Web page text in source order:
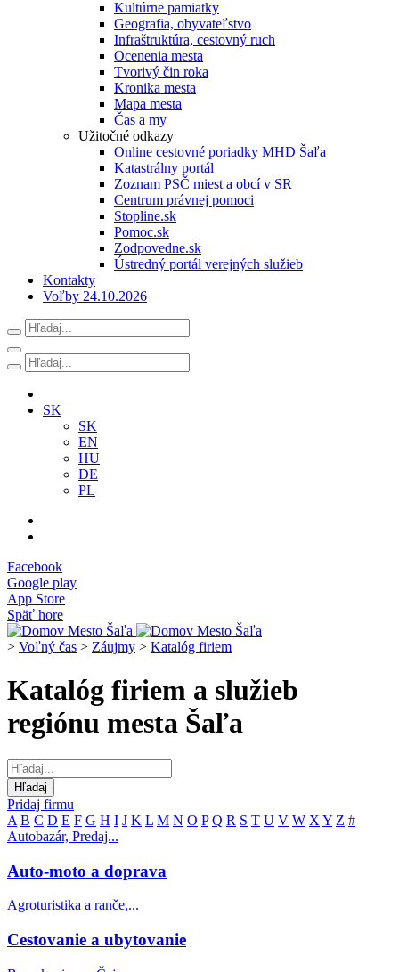
Kultúrne pamiatky
Geografia, obyvateľstvo
Infraštruktúra, cestovný ruch
Ocenenia mesta
Tvorivý čin roka
Kronika mesta
Mapa mesta
Čas a my
Užitočné odkazy
Online cestovné poriadky MHD Šaľa
Katastrálny portál
Zoznam PSČ miest a obcí v SR
Centrum právnej pomoci
Stopline.sk
Pomoc.sk
Zodpovedne.sk
Ústredný portál verejných služieb
Kontakty
Voľby 24.10.2026
SK
SK
EN
HU
DE
PL
Facebook
Google play
App Store
Späť hore
> Voľný čas > Záujmy > Katalóg firiem
Katalóg firiem a služieb
regiónu mesta Šaľa
Pridaj firmu
A B C D E F G H I J K L M N O P Q R S T U V W X Y Z #
Autobazár, Predaj...
Auto-moto a doprava
Agroturistika a ranče,...
Cestovanie a ubytovanie